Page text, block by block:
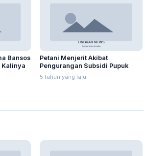
Bansos
Kalinya
Petani Menjerit Akibat
Pengurangan Subsidi Pupuk
5 tahun yang lalu